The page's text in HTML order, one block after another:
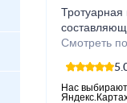
Смотреть
Нас